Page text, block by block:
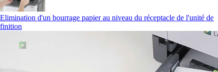
Elimination d'un bourrage papier au niveau du réceptacle de l'unité de
finition